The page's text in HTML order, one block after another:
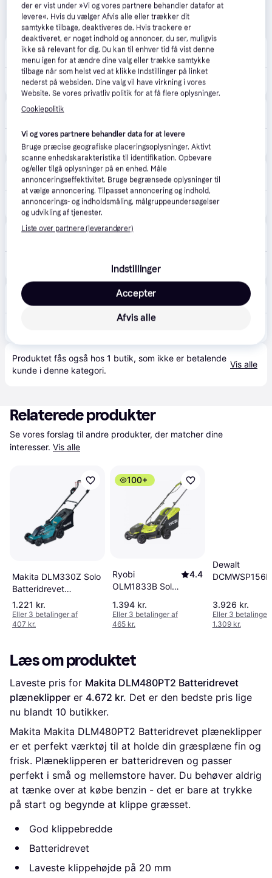
Ultrashop
39 kr. fragt,1-2 dage
Makita DLM480PT2 Græsslåmaskine Elektrisk 3100opm 48 cm Skærebredde.
Elvvs.dk
PLÆNEKLIPPER 2X18V 5,0AH 8.616 kr.
XL-BYG
Bestillingsvare
MAKITA PLÆNEKLIPPER 2X18V 6.950 kr.
Johannes Fog 5.0(5)
Produktet fås også hos 1 butik, som ikke er betalende
kunde i denne kategori.
Vis alle
Relaterede produkter
Se vores forslag til andre produkter, der matcher dine
interesser. Vis alle
Makita DLM330Z Solo
Batteridrevet
plæneklipper
1.221 kr.
Eller 3 betalinger af
407 kr.
100+
Ryobi
OLM1833B Solo
plæneklipper
4.4
1.394 kr.
Eller 3 betalinger af
465 kr.
Dewalt
plæneklipper
3.926 kr.
Eller 3 betalinger
1.309 kr.
Læs om produktet
Laveste pris for Makita DLM480PT2 Batteridrevet
plæneklipper er 4.672 kr. Det er den bedste pris lige
nu blandt 10 butikker.
Makita Makita DLM480PT2 Batteridrevet plæneklipper
er et perfekt værktøj til at holde din græsplæne fin og
frisk. Plæneklipperen er batteridreven og passer
perfekt i små og mellemstore haver. Du behøver aldrig
at tænke over at købe benzin - det er bare at trykke
på start og begynde at klippe græsset.
God klippebredde
Batteridrevet
Laveste klippehøjde på 20 mm
der er vist under »Vi og vores partnere behandler datafor at
levere«. Hvis du vælger Afvis alle eller trækker dit
samtykke tilbage, deaktiveres de. Hvis trackere er
deaktiveret, er noget indhold og annoncer, du ser, muligvis
ikke så relevant for dig. Du kan til enhver tid få vist denne
menu igen for at ændre dine valg eller trække samtykke
tilbage når som helst ved at klikke Indstillinger på linket
nederst på websiden. Dine valg vil have virkning i vores
Website. Se vores privatliv politik for at få flere oplysninger.
Cookiepolitik
Vi og vores partnere behandler data for at levere
Bruge præcise geografiske placeringsoplysninger. Aktivt
scanne enhedskarakteristika til identifikation. Opbevare
og/eller tilgå oplysninger på en enhed. Måle
annonceringseffektivitet. Bruge begrænsede oplysninger til
at vælge annoncering. Tilpasset annoncering og indhold,
annoncerings- og indholdsmåling, målgruppeundersøgelser
og udvikling af tjenester.
Liste over partnere (leverandører)
Indstillinger
Afvis alle
Accepter